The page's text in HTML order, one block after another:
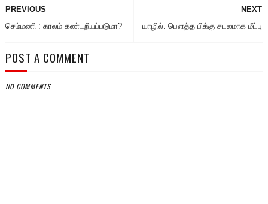
NEXT
யாழில். பௌத்த பிக்கு சடலமாக மீட்பு
PREVIOUS
செம்மணி : காலம் கண்டறியப்படுமா?
POST A COMMENT
NO COMMENTS